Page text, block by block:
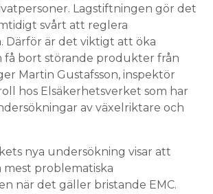
Lagstiftningen gör det
svårt att reglera
Därför är det viktigt att öka
få bort störande produkter från
Martin Gustafsson, inspektör
hos Elsäkerhetsverket som har
av växelriktare och
nya undersökning visar att
mest problematiska
när det gäller bristande EMC.